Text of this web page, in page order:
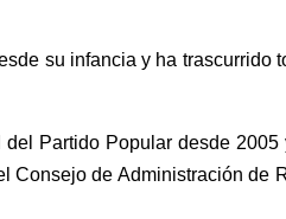
su infancia y ha trascurrido
Partido Popular desde
Consejo de Administración de